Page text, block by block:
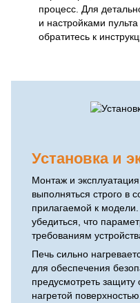
процесс. Для
и настройками
обратитесь к
Установка и
Монтаж и
выполняться строго в
прилагаемой к
убедиться, что
требованиям
Печь сильно
для обеспечения
предусмотреть защиту
нагретой